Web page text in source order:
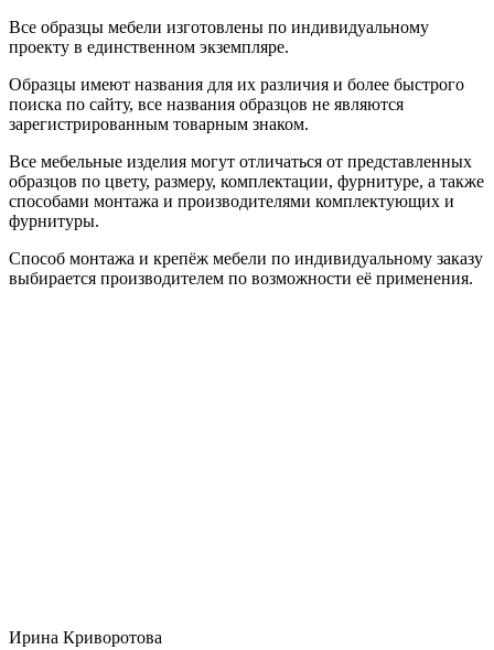
Все образцы мебели изготовлены по индивидуальному
проекту в единственном экземпляре.
Образцы имеют названия для их различия и более быстрого
поиска по сайту, все названия образцов не являются
зарегистрированным товарным знаком.
Все мебельные изделия могут отличаться от представленных
образцов по цвету, размеру, комплектации, фурнитуре, а также
способами монтажа и производителями комплектующих и
фурнитуры.
Способ монтажа и крепёж мебели по индивидуальному заказу
выбирается производителем по возможности её применения.
Ирина Криворотова